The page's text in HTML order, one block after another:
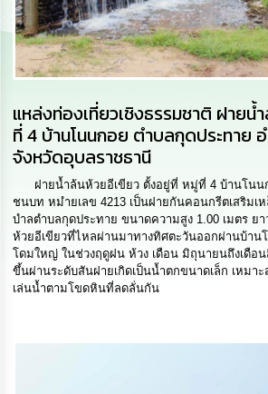
นโยบาย
No
Gift
Policy
การ
ดำเนิน
การ
เพื่อ
ป้องกัน
การ
ทุจริต
มาตรการ
ส่ง
แหล่งท่องเที่ยวเชิงธรรมชาติ ฝายน้
ที่ 4 บ้านโนนกอย ตำบลกุดประทาย
จังหวัดอุบลราชธานี
ฝายน้ำล้นห้วยอีเขียว ตั้งอยู่ที่ หมู่ที่ 4 บ้านโนน
ชนบท หมํายเลข 4213 เป็นฝายกันคอนกรีตเสริมเ
บําลตําบลกุดประทาย ขนาดความสูง 1.00 เมตร ยา
ห้วยอีเขียวที่ไหลผ่านมาทางทิศตะวันออกผ่านบ้าน
โดมใหญ่ ในช่วงฤดูฝน ห้วง เดือน มิถุนายนถึงเดือ
ขึ้นผ่านระดับสันฝายเกิดเป็นน้ำตกขนาดเล็ก เหมา
เล่นน้ำตามโขดหินที่ลดลั่นกัน